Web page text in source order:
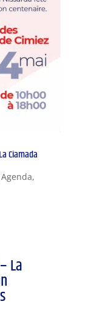
Ciamada
Agenda,
La